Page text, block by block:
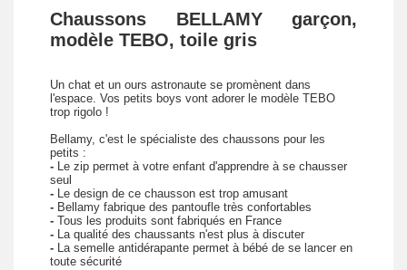
Chaussons BELLAMY garçon,
modèle TEBO, toile gris
Un chat et un ours astronaute se promènent dans
l'espace. Vos petits boys vont adorer le modèle TEBO
trop rigolo !
Bellamy, c'est le spécialiste des chaussons pour les
petits :
- Le zip permet à votre enfant d'apprendre à se chausser
seul
- Le design de ce chausson est trop amusant
- Bellamy fabrique des pantoufle très confortables
- Tous les produits sont fabriqués en France
- La qualité des chaussants n'est plus à discuter
- La semelle antidérapante permet à bébé de se lancer en
toute sécurité